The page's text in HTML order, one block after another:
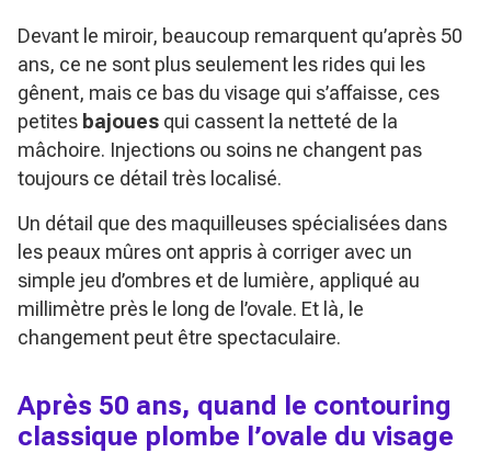
Devant le miroir, beaucoup remarquent qu’après 50
ans, ce ne sont plus seulement les rides qui les
gênent, mais ce bas du visage qui s’affaisse, ces
petites bajoues qui cassent la netteté de la
mâchoire. Injections ou soins ne changent pas
toujours ce détail très localisé.
Un détail que des maquilleuses spécialisées dans
les peaux mûres ont appris à corriger avec un
simple jeu d’ombres et de lumière, appliqué au
millimètre près le long de l’ovale. Et là, le
changement peut être spectaculaire.
Après 50 ans, quand le contouring
classique plombe l’ovale du visage